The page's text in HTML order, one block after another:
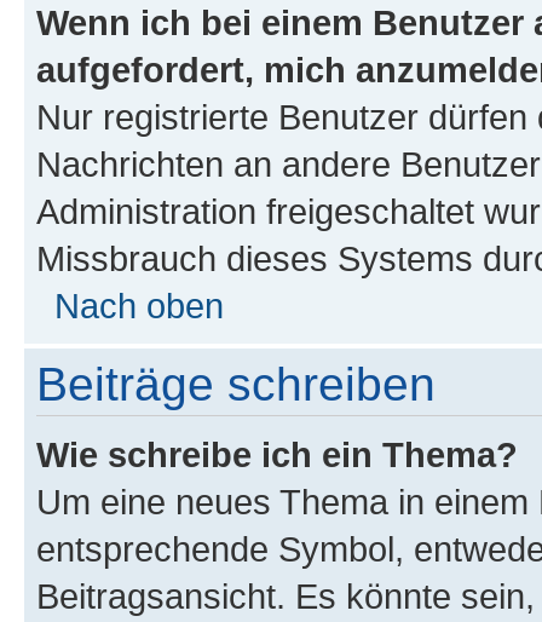
Wenn ich bei einem
aufgefordert, mich
Nur registrierte Benutzer
Nachrichten an andere
Administration freigeschaltet
Missbrauch dieses Systems
Nach oben
Beiträge schreiben
Wie schreibe ich ein Thema?
Um eine neues Thema in
entsprechende Symbol,
Beitragsansicht. Es könnte